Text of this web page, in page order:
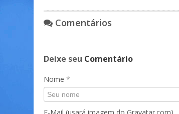
Comentários
Deixe seu Comentário
Nome *